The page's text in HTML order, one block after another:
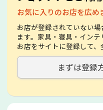
お気に入りのお店を広め
お店が登録されていない
ます。家具・寝具・インテ
お店をサイトに登録して、
まずは登録